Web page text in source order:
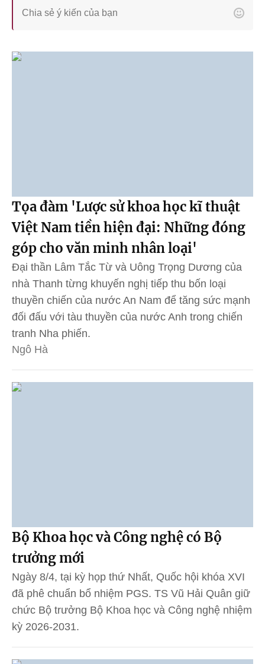
Tọa đàm 'Lược sử khoa học kĩ thuật
Việt Nam tiền hiện đại: Những đóng
góp cho văn minh nhân loại'
Đại thần Lâm Tắc Từ và Uông Trọng Dương của
nhà Thanh từng khuyến nghị tiếp thu bốn loại
thuyền chiến của nước An Nam để tăng sức mạnh
đối đấu với tàu thuyền của nước Anh trong chiến
tranh Nha phiến.
Ngô Hà
Bộ Khoa học và Công nghệ có Bộ
trưởng mới
Ngày 8/4, tại kỳ họp thứ Nhất, Quốc hội khóa XVI
đã phê chuẩn bổ nhiệm PGS. TS Vũ Hải Quân giữ
chức Bộ trưởng Bộ Khoa học và Công nghệ nhiệm
kỳ 2026-2031.